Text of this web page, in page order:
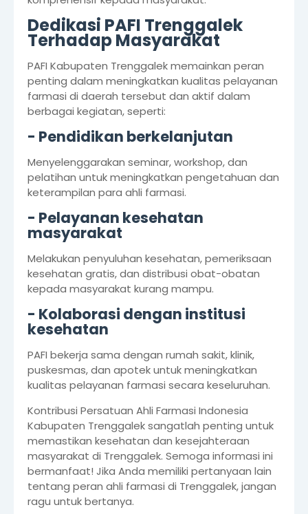
Dedikasi PAFI Trenggalek
Terhadap Masyarakat
PAFI Kabupaten Trenggalek memainkan peran
penting dalam meningkatkan kualitas pelayanan
farmasi di daerah tersebut dan aktif dalam
berbagai kegiatan, seperti:
- Pendidikan berkelanjutan
Menyelenggarakan seminar, workshop, dan
pelatihan untuk meningkatkan pengetahuan dan
keterampilan para ahli farmasi.
- Pelayanan kesehatan
masyarakat
Melakukan penyuluhan kesehatan, pemeriksaan
kesehatan gratis, dan distribusi obat-obatan
kepada masyarakat kurang mampu.
- Kolaborasi dengan institusi
kesehatan
PAFI bekerja sama dengan rumah sakit, klinik,
puskesmas, dan apotek untuk meningkatkan
kualitas pelayanan farmasi secara keseluruhan.
Kontribusi Persatuan Ahli Farmasi Indonesia
Kabupaten Trenggalek sangatlah penting untuk
memastikan kesehatan dan kesejahteraan
masyarakat di Trenggalek. Semoga informasi ini
bermanfaat! Jika Anda memiliki pertanyaan lain
tentang peran ahli farmasi di Trenggalek, jangan
ragu untuk bertanya.